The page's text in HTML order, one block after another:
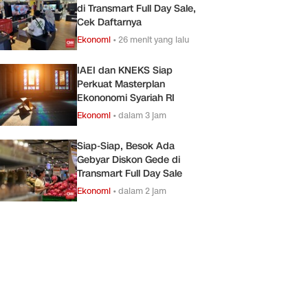
di Transmart Full Day Sale,
Cek Daftarnya
Ekonomi •26 menit yang lalu
IAEI dan KNEKS Siap
Perkuat Masterplan
Ekononomi Syariah RI
Ekonomi •dalam 3 jam
Siap-Siap, Besok Ada
Gebyar Diskon Gede di
Transmart Full Day Sale
Ekonomi •dalam 2 jam